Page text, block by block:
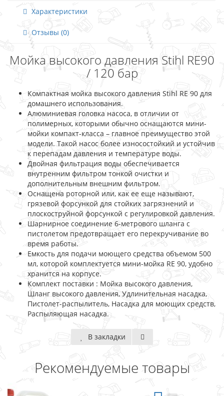
Характеристики
Отзывы (0)
Мойка высокого давления Stihl RE90
/ 120 бар
Компактная мойка высокого давления Stihl RE 90 для
домашнего использования.
Алюминиевая головка насоса, в отличии от
полимерных, которыми обычно оснащаются мини-
мойки компакт-класса – главное преимущество этой
модели. Такой насос более износостойкий и устойчив
к перепадам давления и температуре воды.
Двойная фильтрация воды обеспечивается
внутренним фильтром тонкой очистки и
дополнительным внешним фильтром.
Оснащена роторной или, как ее еще называют,
грязевой форсункой для стойких загрязнений и
плоскоструйной форсункой с регулировкой давления.
Шарнирное соединение 6-метрового шланга с
пистолетом предотвращает его перекручивание во
время работы.
Емкость для подачи моющего средства объемом 500
мл, которой комплектуется мини-мойка RE 90, удобно
хранится на корпусе.
Комплект поставки : Мойка высокого давления,
Шланг высокого давления, Удлинительная насадка,
Пистолет-распылитель, Насадка для моющих средств,
Распыляющая насадка.
В закладки
Рекомендуемые товары